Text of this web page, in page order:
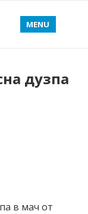
MENU
дузпа
в мач от